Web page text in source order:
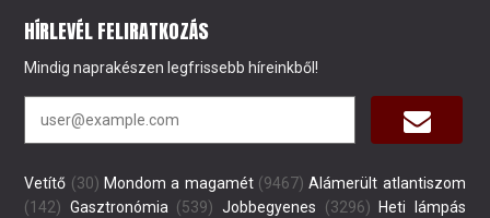
HÍRLEVÉL FELIRATKOZÁS
Mindig naprakészen legfrissebb híreinkből!
Vetítő (30) Mondom a magamét(9467) Alámerült atlantiszom
(142) Gasztronómia(539) Jobbegyenes (3296)
Heti lámpás